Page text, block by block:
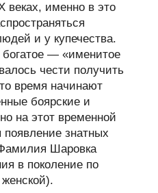
веках, именно в это
и у купечества.
— «именитое
чести получить
время начинают
боярские и
на этот временной
появление знатных
Шаровка
в поколение по